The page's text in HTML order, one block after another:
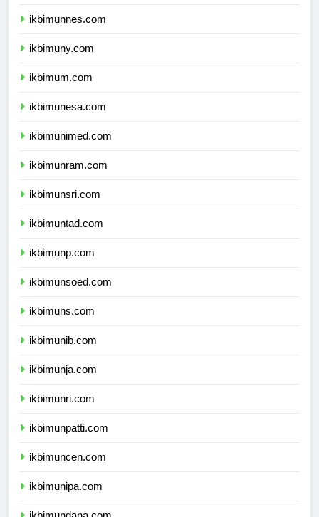
ikbimunnes.com
ikbimuny.com
ikbimum.com
ikbimunesa.com
ikbimunimed.com
ikbimunram.com
ikbimunsri.com
ikbimuntad.com
ikbimunp.com
ikbimunsoed.com
ikbimuns.com
ikbimunib.com
ikbimunja.com
ikbimunri.com
ikbimunpatti.com
ikbimuncen.com
ikbimunipa.com